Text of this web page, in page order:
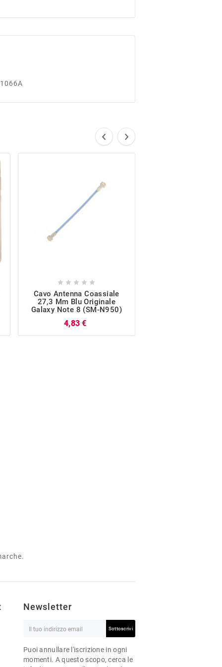
    
Cavo Antenna Coassiale
27,3 Mm Blu Originale
Galaxy Note 8 (SM-N950)
4,83 €
Newsletter
Sottoscrivi
Puoi annullare l'iscrizione in ogni
momenti. A questo scopo, cerca le